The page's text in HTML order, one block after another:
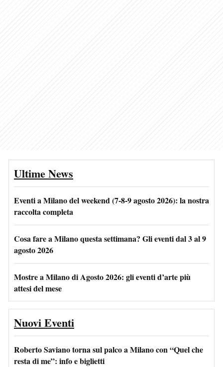
Ultime News
Eventi a Milano del weekend (7-8-9 agosto 2026): la nostra
raccolta completa
Cosa fare a Milano questa settimana? Gli eventi dal 3 al 9
agosto 2026
Mostre a Milano di Agosto 2026: gli eventi d’arte più
attesi del mese
Nuovi Eventi
Roberto Saviano torna sul palco a Milano con “Quel che
resta di me”: info e biglietti